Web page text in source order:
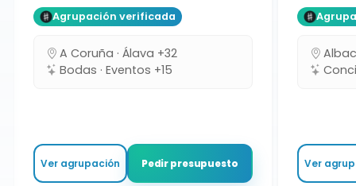
Agrupación verificada
A Coruña · Álava +32
Bodas · Eventos +15
Ver agrupación Pedir presupuesto Ver